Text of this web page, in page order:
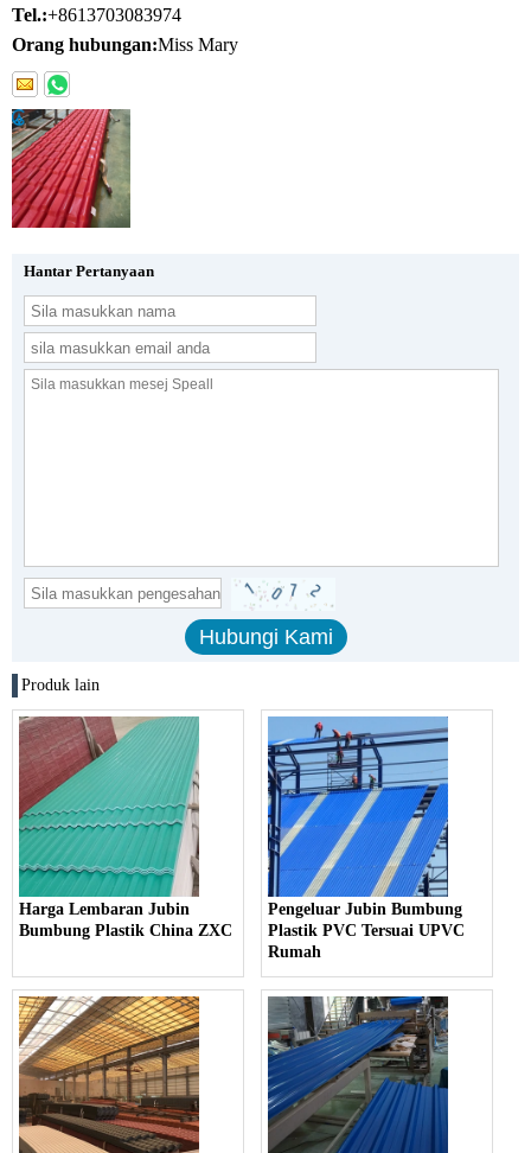
Tel.:+8613703083974
Orang hubungan:Miss Mary
Hantar Pertanyaan
Produk lain
Harga Lembaran Jubin
Bumbung Plastik China ZXC
Pengeluar Jubin Bumbung
Plastik PVC Tersuai UPVC
Rumah